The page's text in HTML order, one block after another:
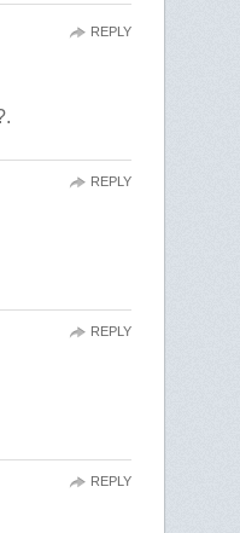
REPLY
REPLY
REPLY
REPLY